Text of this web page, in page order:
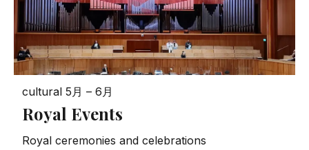
cultural 5月 – 6月
Royal Events
Royal ceremonies and celebrations